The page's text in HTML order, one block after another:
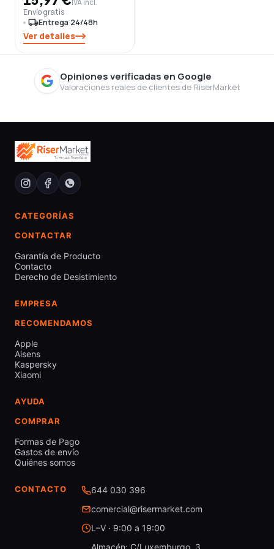
IVA incl.
Envío gratis
local_shippingEntrega 24/48h
Ver detalles
Opiniones verificadas en Google
Valoraciones reales de clientes de RiserMarket
CATEGORÍAS
CONTACTAR
Garantía de Producto
Contacto
Derecho de Desistimiento
EMPRESA
RECOMENDAMOS
Apple
Aisens
Kaspersky
Xiaomi
AYUDA
COMPRAR
Formas de Pago
Gastos de envío
Quiénes somos
CONTACTO
644 030 396
comercial@risermarket.com
L–V · 9:00 a 19:00
Almacén: C/Luxemburgo, 3